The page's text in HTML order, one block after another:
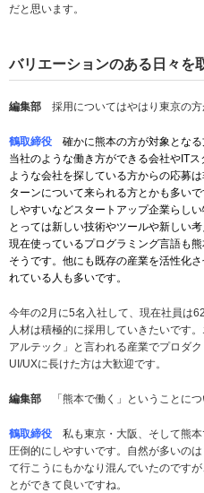
だと思います。
バリエーションのある日々を
編集部 採用についてはやはり東京の方
鶴取締役
確かに熊本の方が対象とな
当社のような働き方ができる会社やIT
ような会社を探している方からの応募
ターンについて来られる方とかも多い
しやすいなどスタートアップ企業らし
とっては新しい技術やツールや新しい
現在使っているプログラミング言語も
そうです。他にも既存の産業を活性化
れている人も多いです。
今年の2月に5名入社して、現在社員は
人材は積極的に採用していきたいです
アルテック」と言われる産業でプロダ
UI/UXに長けた方は大歓迎です。
編集部 「熊本で働く」ということに
鶴取締役 私も東京・大阪、そして熊
圧倒的にしやすいです。自然が多いの
て行こうにもかなり混んでいたのです
とができて良いですね。